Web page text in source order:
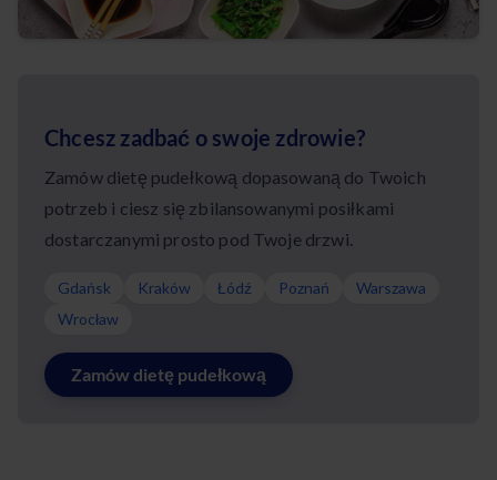
Chcesz zadbać o swoje zdrowie?
Zamów dietę pudełkową dopasowaną do Twoich
potrzeb i ciesz się zbilansowanymi posiłkami
dostarczanymi prosto pod Twoje drzwi.
Gdańsk Kraków Łódź Poznań
Warszawa
Wrocław
Zamów dietę pudełkową